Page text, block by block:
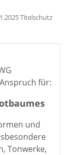
Titelschutz
für:
und
Tonwerke,